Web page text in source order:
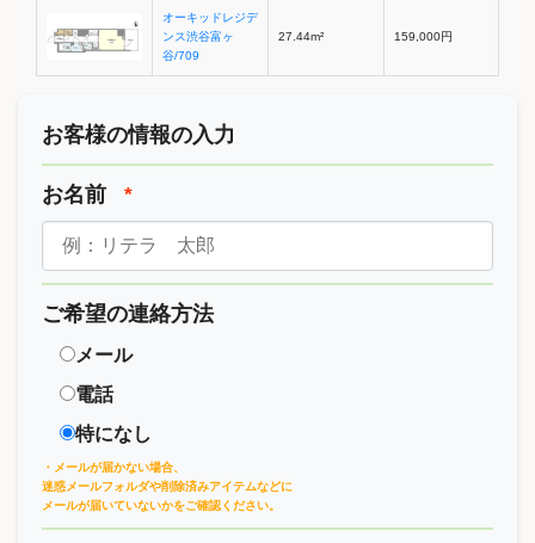
オーキッドレジデ
ンス渋谷富ヶ
谷/709
27.44m² 159,000円
お客様の情報の入力
お名前 *
ご希望の連絡方法
メール
電話
特になし
・メールが届かない場合、
迷惑メールフォルダや削除済みアイテムなどに
メールが届いていないかをご確認ください。